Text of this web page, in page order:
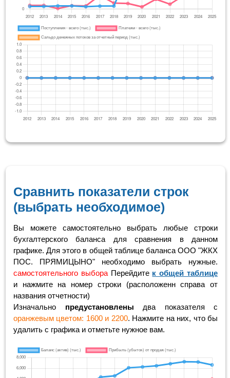
Сравнить показатели строк
(выбрать необходимое)
Вы можете самостоятельно выбрать любые строки
бухгалтерского баланса для сравнения в данном
графике. Для этого в общей таблице баланса ООО "ЖКХ
ПОС. ПРЯМИЦЫНО" необходимо выбрать нужные.
самостоятельного выбораПерейдите к общей таблице
и нажмите на номер строки (расположенн справа от
названия отчетности)
Изначально предустановлены два показателя с
оранжевым цветом: 1600 и 2200. Нажмите на них, что бы
удалить с графика и отметьте нужное вам.